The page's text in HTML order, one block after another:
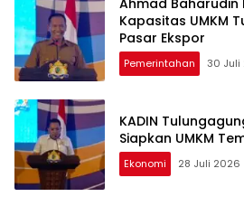
Ahmad Baharudin
Kapasitas UMKM
Pasar Ekspor
Pemerintahan 30 Juli
KADIN
Siapkan UMKM
Ekonomi 28 Juli 2026